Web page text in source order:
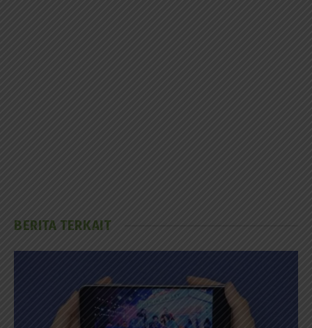
BERITA TERKAIT